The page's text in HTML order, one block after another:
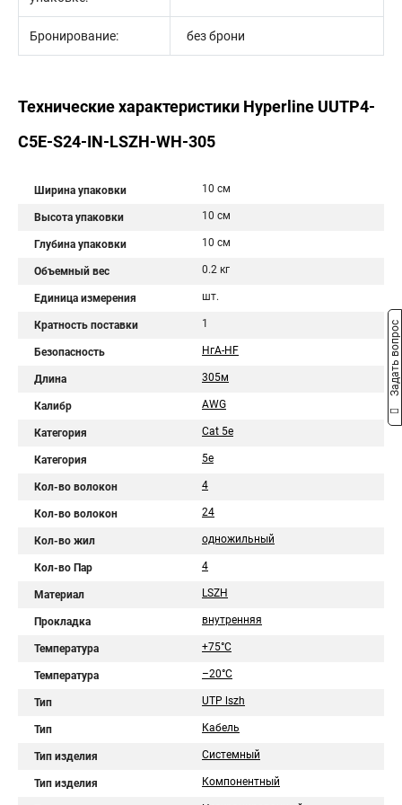
Бронирование: без брони
Технические характеристики Hyperline UUTP4-
C5E-S24-IN-LSZH-WH-305
Ширина упаковки 10 см
Высота упаковки 10 см
Глубина упаковки 10 см
Объемный вес 0.2 кг
Единица измерения шт.
Кратность поставки 1
Безопасность НгА-HF
Длина 305м
Калибр AWG
Категория Cat 5e
Категория 5e
Кол-во волокон 4
Кол-во волокон 24
Кол-во жил одножильный
Кол-во Пар 4
Материал LSZH
Прокладка внутренняя
Температура +75°C
Температура –20°C
Тип UTP lszh
Тип Кабель
Тип изделия Системный
Тип изделия Компонентный
Задать вопрос